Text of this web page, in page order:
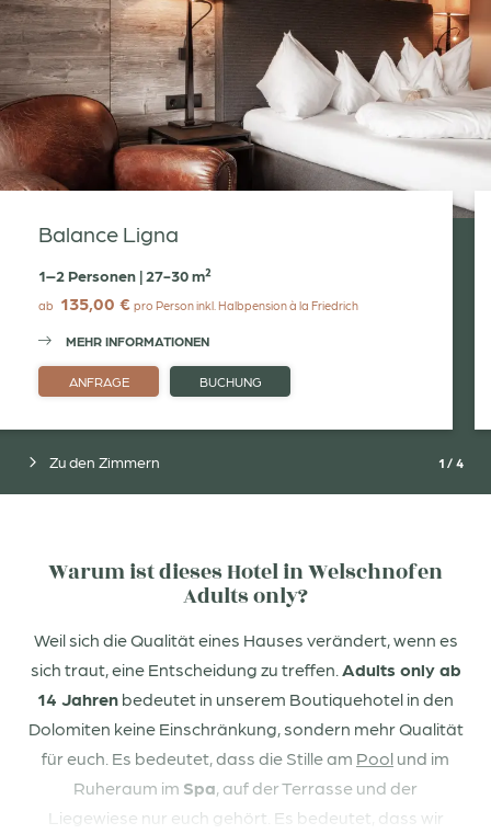
1/4
Zu den Zimmern
Balance Ligna
1–2 Personen |27-30 m²
ab 135,00 € pro Personinkl. Halbpension à la Friedrich
MEHR INFORMATIONEN
ANFRAGE BUCHUNG
Warum ist dieses Hotel in Welschnofen
Adults only?
Weil sich die Qualität eines Hauses verändert, wenn es
sich traut, eine Entscheidung zu treffen. Adults only ab
14 Jahrenbedeutet in unserem Boutiquehotel in den
Dolomiten keine Einschränkung, sondern mehr Qualität
für euch. Es bedeutet, dass die Stille am Poolund im
Ruheraum im Spa, auf der Terrasse und der
Liegewiese nur euch gehört. Es bedeutet, dass wir